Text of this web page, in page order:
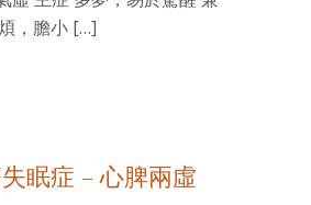
，膽小 […]
眠症 – 心脾兩虛